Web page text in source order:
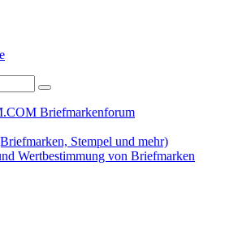
Briefmarkenforum
Stempel und mehr)
Wertbestimmung von Briefmarken